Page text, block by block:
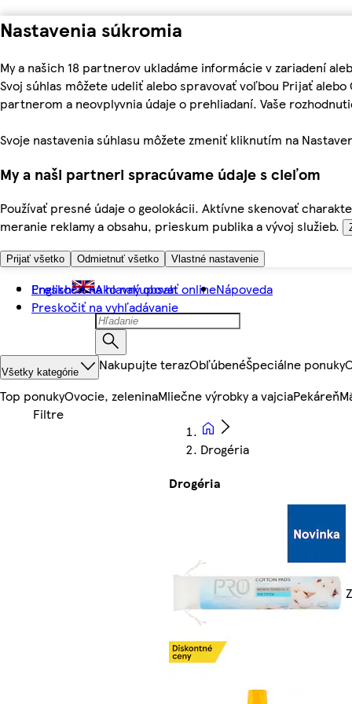
Nastavenia súkromia
My a našich 18 partnerov ukladáme informácie v zariadení
Svoj súhlas môžete udeliť alebo spravovať voľbou Prijať
partnerom a neovplyvnia údaje o prehliadaní. Vaše
Svoje nastavenia súhlasu môžete zmeniť kliknutím na
My a naši partneri spracúvame údaje s cieľom
Používať presné údaje o geolokácii. Aktívne skenovať
meranie reklamy a obsahu, prieskum publika a vývoj služieb.
Prijať všetko Odmietnuť všetko Vlastné nastavenie
Preskočiť na hlavný obsah
Preskočiť na vyhľadávanie
English Ako nakupovať onlineNápoveda
Všetky kategórie Nakupujte terazObľúbenéŠpeciálne ponuky
Top ponukyOvocie, zeleninaMliečne výrobky a vajciaPekáreň
Drogéria
Drogéria